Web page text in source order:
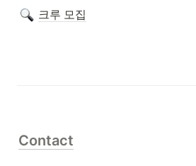
크루 모집
Contact